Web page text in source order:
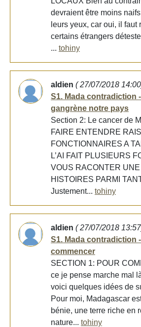
devraient être moins
leurs yeux, car oui, il faut
certains étrangers
... tohiny
aldien ( 27/07/2018
S1. Mada contradiction
gangrène notre pays
Section 2: Le cancer de
FAIRE ENTENDRE
FONCTIONNAIRES A
L’AI FAIT PLUSIEURS
VOUS RACONTER
HISTOIRES PARMI
Justement... tohiny
aldien ( 27/07/2018
S1. Mada contradiction
commencer
SECTION 1: POUR
ce je pense marche mal
voici quelques idées de
Pour moi, Madagascar
bénie, une terre riche en
nature... tohiny